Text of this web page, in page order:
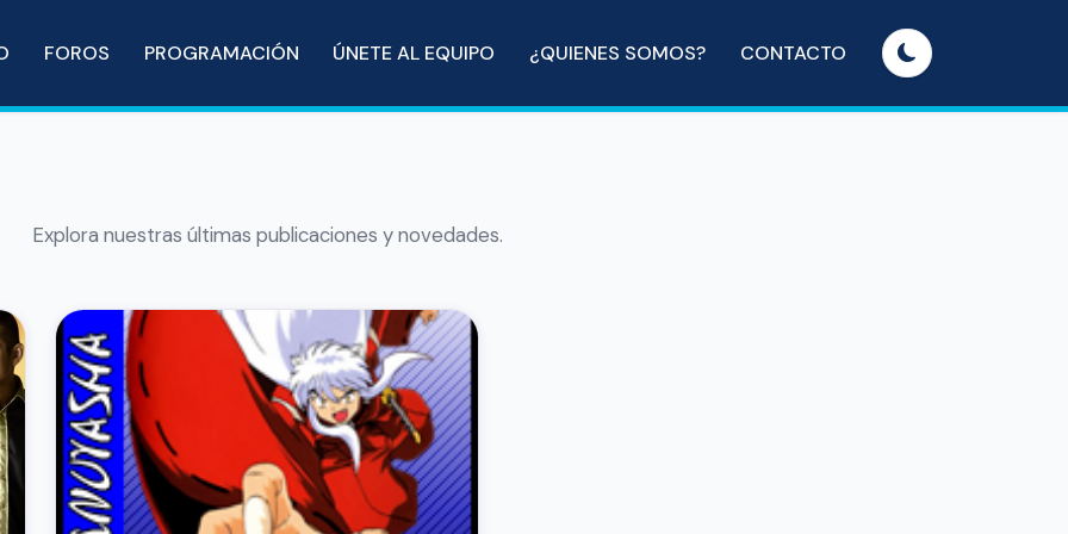
FOROS PROGRAMACIÓN ÚNETE AL EQUIPO ¿QUIENES SOMOS? CONTACTO
Explora nuestras últimas publicaciones y novedades.